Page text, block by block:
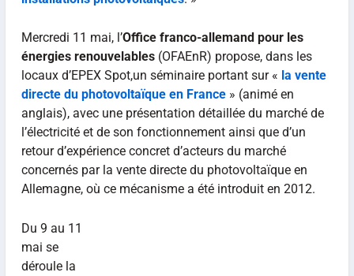
Mercredi 11 mai, l’Office franco-allemand pour les
énergies renouvelables(OFAEnR) propose, dans les
locaux d’EPEX Spot,un séminaire portant sur « la vente
directe du photovoltaïque en France» (animé en
anglais), avec une présentation détaillée du marché de
l’électricité et de son fonctionnement ainsi que d’un
retour d’expérience concret d’acteurs du marché
concernés par la vente directe du photovoltaïque en
Allemagne, où ce mécanisme a été introduit en 2012.
Du 9 au 11
mai se
déroule la